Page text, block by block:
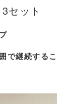
セット
で継続する